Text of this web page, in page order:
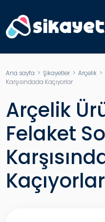
Ana sayfa > Şikayetler> Arçelik >
Karşısındada Kaçıyorlar
Arçelik
Felaket
Kaçıyorlar